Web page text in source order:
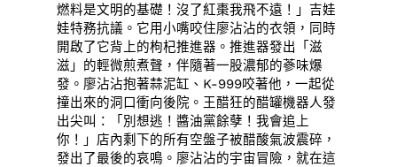
燃料是文明的基礎！沒了紅棗我飛不遠！」吉娃
娃特務抗議。它用小嘴咬住廖沾沾的衣領，同時
開啟了它背上的枸杞推進器。推進器發出「滋
滋」的輕微煎煮聲，伴隨著一股濃郁的蔘味爆
發。廖沾沾抱著蒜泥缸、K-999咬著他，一起從
撞出來的洞口衝向後院。王醋狂的醋罐機器人發
出尖叫：「別想逃！醬油黨餘孽！我會追上
你！」店內剩下的所有空盤子被醋酸氣波震碎，
發出了最後的哀鳴。廖沾沾的宇宙冒險，就在這